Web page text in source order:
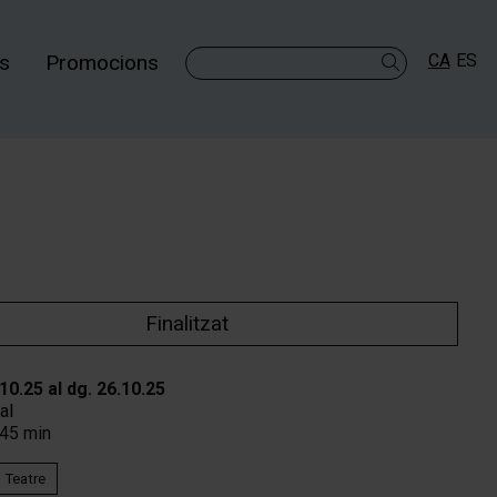
CA ES
Cercar
Promocions
Finalitzat
al dg. 26.10.25
min
Teatre